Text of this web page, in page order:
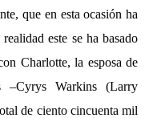
que en esta ocasión ha
este se ha basado
Charlotte, la esposa de
–Cyrys Warkins (Larry
de ciento cincuenta mil